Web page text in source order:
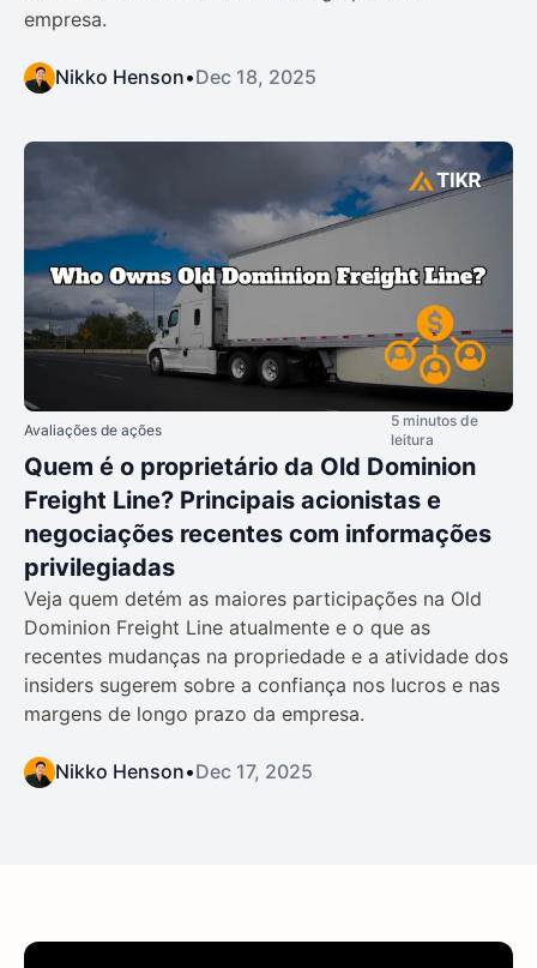
empresa.
Nikko Henson•Dec 18, 2025
Avaliações de ações
5 minutos de
leitura
Quem é o proprietário da Old Dominion
Freight Line? Principais acionistas e
negociações recentes com informações
privilegiadas
Veja quem detém as maiores participações na Old
Dominion Freight Line atualmente e o que as
recentes mudanças na propriedade e a atividade dos
insiders sugerem sobre a confiança nos lucros e nas
margens de longo prazo da empresa.
Nikko Henson•Dec 17, 2025